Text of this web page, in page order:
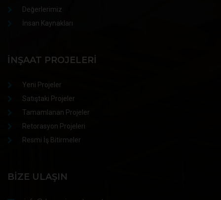
Değerlerimiz
İnsan Kaynakları
İNŞAAT PROJELERI
Yeni Projeler
Satıştaki Projeler
Tamamlanan Projeler
Retorasyon Projeleri
Resmi İş Bitirmeler
BIZE ULAŞIN